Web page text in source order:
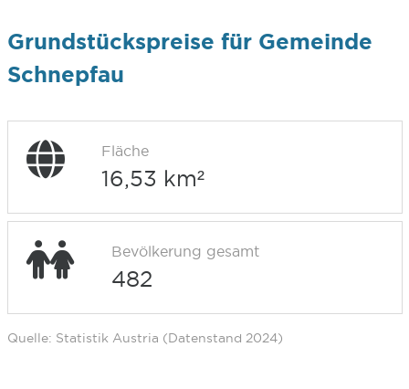
Grundstückspreise für Gemeinde
Schnepfau
Fläche
16,53 km²
Bevölkerung gesamt
482
Quelle: Statistik Austria (Datenstand 2024)